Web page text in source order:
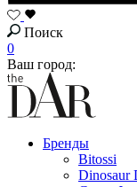
Поиск
0
Ваш город:
Бренды
Bitossi
Dinosaur